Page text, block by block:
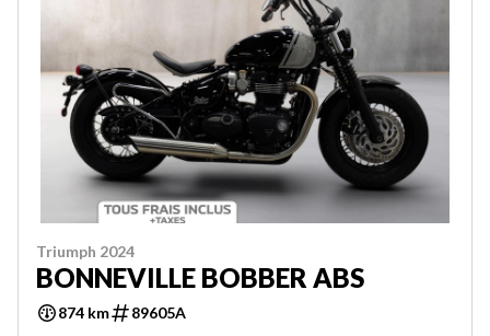
Triumph 2024
BONNEVILLE BOBBER ABS
874 km 89605A